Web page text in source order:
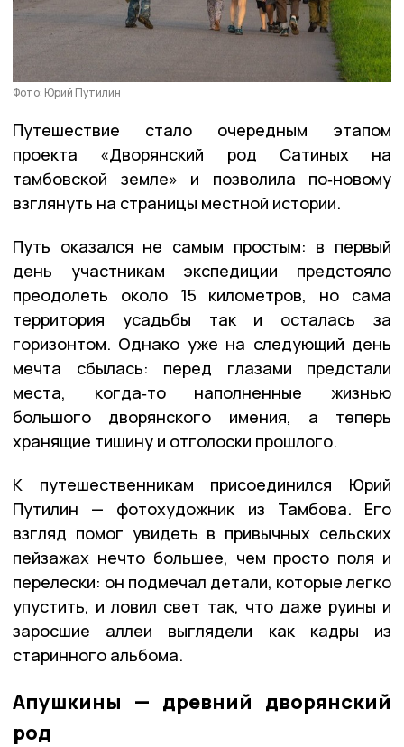
Фото: Юрий Путилин
Путешествие стало очередным этапом
проекта «Дворянский род Сатиных на
тамбовской земле» и позволила по‑новому
взглянуть на страницы местной истории.
Путь оказался не самым простым: в первый
день участникам экспедиции предстояло
преодолеть около 15 километров, но сама
территория усадьбы так и осталась за
горизонтом. Однако уже на следующий день
мечта сбылась: перед глазами предстали
места, когда‑то наполненные жизнью
большого дворянского имения, а теперь
хранящие тишину и отголоски прошлого.
К путешественникам присоединился Юрий
Путилин — фотохудожник из Тамбова. Его
взгляд помог увидеть в привычных сельских
пейзажах нечто большее, чем просто поля и
перелески: он подмечал детали, которые легко
упустить, и ловил свет так, что даже руины и
заросшие аллеи выглядели как кадры из
старинного альбома.
Апушкины — древний дворянский
род